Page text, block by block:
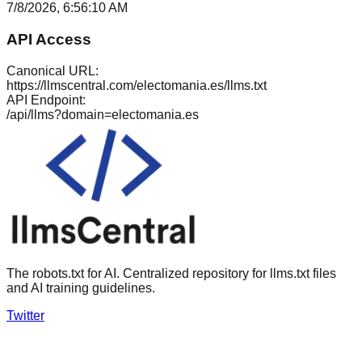
7/8/2026, 6:56:10 AM
API Access
Canonical URL:
https://llmscentral.com/electomania.es/llms.txt
API Endpoint:
/api/llms?domain=electomania.es
The robots.txt for AI. Centralized repository for llms.txt files
and AI training guidelines.
Twitter